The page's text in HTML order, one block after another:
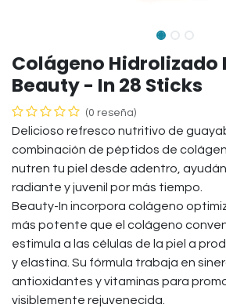
Colágeno Hidrolizado
Beauty - In 28 Sticks
(0 reseña)
Delicioso refresco nutritivo de
combinación de péptidos de
nutren tu piel desde adentro,
radiante y juvenil por más tiempo.
Beauty-In incorpora colágeno
más potente que el colágeno
estimula a las células de la piel a
y elastina. Su fórmula trabaja en
antioxidantes y vitaminas para
visiblemente rejuvenecida.